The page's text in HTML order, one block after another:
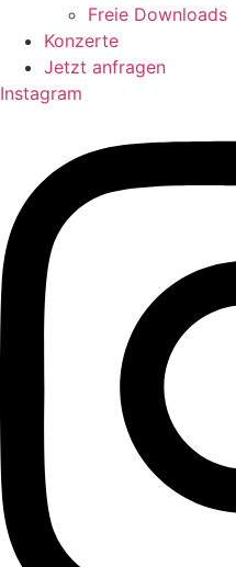
Freie Downloads
Konzerte
Jetzt anfragen
Instagram